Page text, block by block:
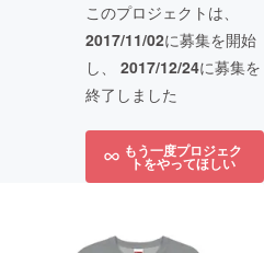
このプロジェクトは、
2017/11/02に募集を開始
し、 2017/12/24に募集を
終了しました
もう一度プロジェク
トをやってほしい